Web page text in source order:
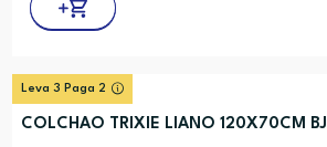
Leva 3 Paga 2
COLCHAO TRIXIE LIANO 120X70CM BJ